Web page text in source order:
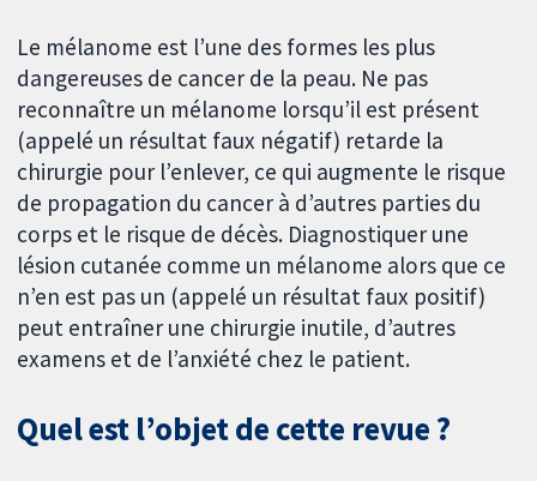
Le mélanome est l’une des formes les plus
dangereuses de cancer de la peau. Ne pas
reconnaître un mélanome lorsqu’il est présent
(appelé un résultat faux négatif) retarde la
chirurgie pour l’enlever, ce qui augmente le risque
de propagation du cancer à d’autres parties du
corps et le risque de décès. Diagnostiquer une
lésion cutanée comme un mélanome alors que ce
n’en est pas un (appelé un résultat faux positif)
peut entraîner une chirurgie inutile, d’autres
examens et de l’anxiété chez le patient.
Quel est l’objet de cette revue ?